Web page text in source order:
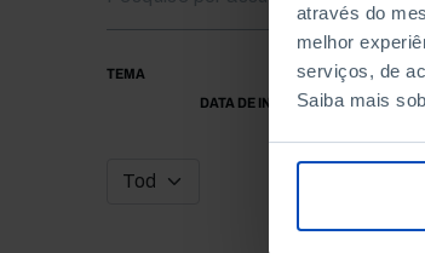
através do
melhor
serviços, de
Saiba mais
TEMA
DATA DE INÍCIO